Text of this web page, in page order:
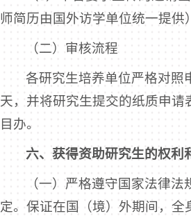
师简历由国外访学单位统一提供
（二）审核流程
各研究生培养单位严格对照
天，并将研究生提交的纸质申
目办。
六、获得资助研究生的权利
（一）严格遵守国家法律
定。保证在国（境）外期间，